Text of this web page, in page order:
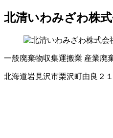
北清いわみざわ株
一般廃棄物収集運搬業 産業廃
北海道岩見沢市栗沢町由良２